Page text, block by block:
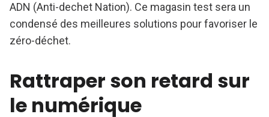
ADN (Anti-dechet Nation). Ce magasin test sera un
condensé des meilleures solutions pour favoriser le
zéro-déchet.
Rattraper son retard sur
le numérique